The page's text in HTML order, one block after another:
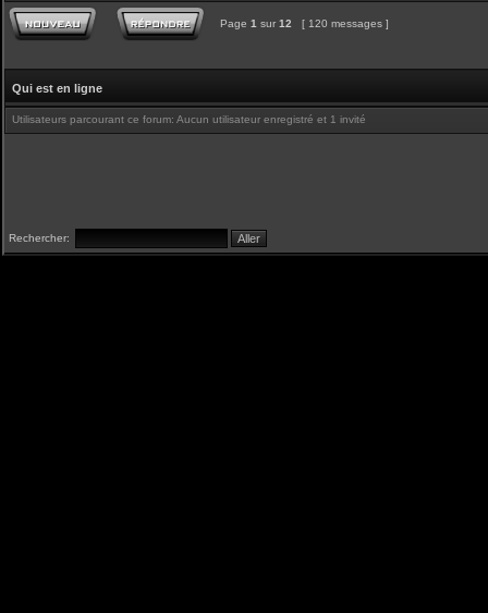
Page 1 sur 12 [ 120 messages ]
Qui est en ligne
Utilisateurs parcourant ce forum: Aucun utilisateur enregistré et 1 invité
Rechercher: